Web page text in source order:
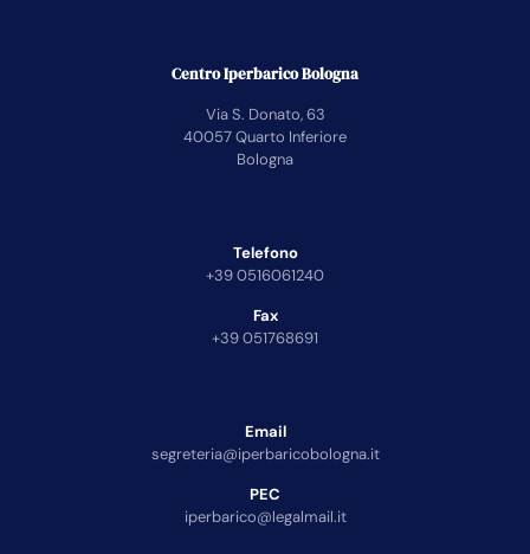
Centro Iperbarico Bologna
Via S. Donato, 63
40057 Quarto Inferiore
Bologna
Telefono
+39 0516061240
Fax
+39 051768691
Email
segreteria@iperbaricobologna.it
PEC
iperbarico@legalmail.it